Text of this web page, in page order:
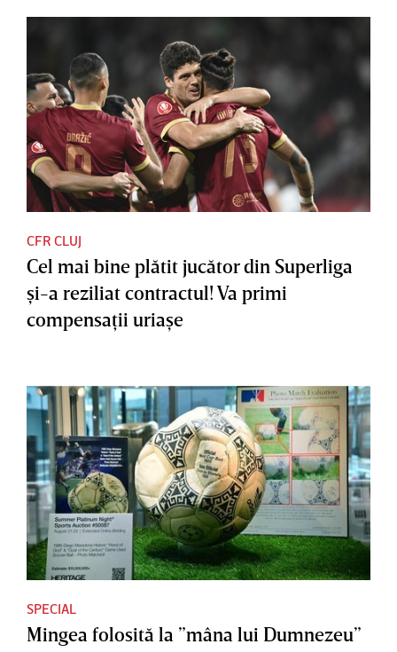
CFR CLUJ
Cel mai bine plătit jucător din Superliga
şi-a reziliat contractul! Va primi
compensaţii uriaşe
SPECIAL
Mingea folosită la ”mâna lui Dumnezeu”